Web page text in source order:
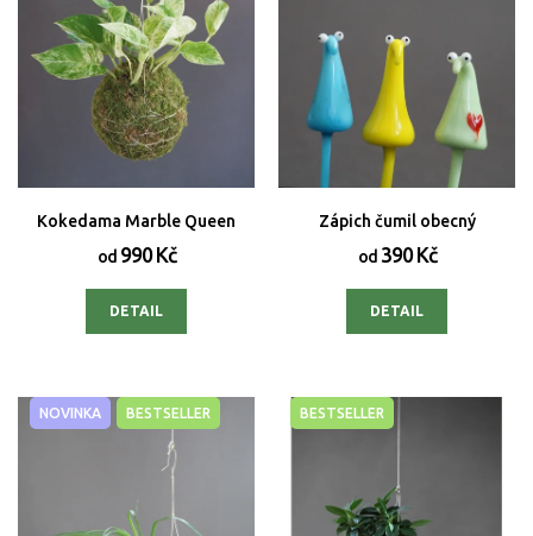
Kokedama Marble Queen
od990 Kč
DETAIL
Zápich čumil obecný
od390 Kč
DETAIL
NOVINKA BESTSELLER BESTSELLER